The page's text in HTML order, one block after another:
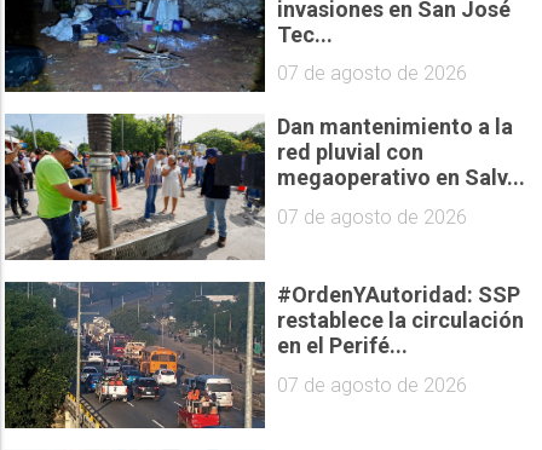
invasiones en San José
Tec...
07 de agosto de 2026
Dan mantenimiento a la
red pluvial con
megaoperativo en Salv...
07 de agosto de 2026
#OrdenYAutoridad: SSP
restablece la circulación
en el Perifé...
07 de agosto de 2026